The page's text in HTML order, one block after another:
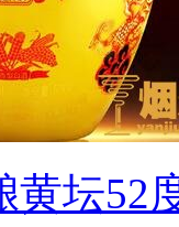
黄坛52